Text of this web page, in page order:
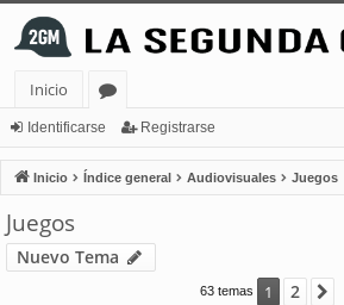
Inicio
or
os
Identificarse Registrarse
Inicio Índice general Audiovisuales Juegos
Juegos
Nuevo Tema
63 temas 1 2